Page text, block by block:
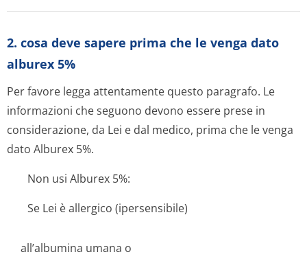
2. cosa deve sapere prima che le venga dato
alburex 5%
Per favore legga attentamente questo paragrafo. Le
informazioni che seguono devono essere prese in
considerazione, da Lei e dal medico, prima che le venga
dato Alburex 5%.
Non usi Alburex 5%:
Se Lei è allergico (ipersensibile)
all’albumina umana o